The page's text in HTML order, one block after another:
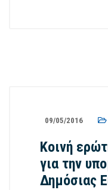
09/05/2016
Κοινή
για την
Δημόσιας